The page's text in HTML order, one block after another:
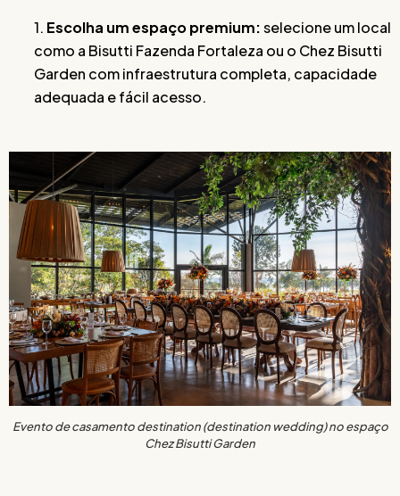
1. Escolha um espaço premium:selecione um local
como a Bisutti Fazenda Fortaleza ou o Chez Bisutti
Garden com infraestrutura completa, capacidade
adequada e fácil acesso.
Evento de casamento destination (destination wedding) no espaço
Chez Bisutti Garden